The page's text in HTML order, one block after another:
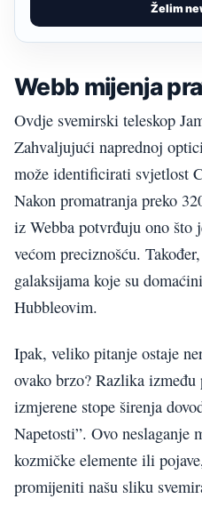
Želim
Webb mijenja
Ovdje svemirski teleskop
Zahvaljujući naprednoj
može identificirati svjetlost
Nakon promatranja preko
iz Webba potvrđuju ono što
većom preciznošću.
galaksijama koje su
Hubbleovim.
Ipak, veliko pitanje ostaje
ovako brzo? Razlika
izmjerene stope širenja
Napetosti”. Ovo neslaganje
kozmičke elemente ili
promijeniti našu sliku